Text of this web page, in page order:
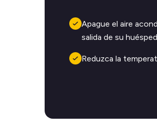
Apague el aire
salida de su huésped
Reduzca la